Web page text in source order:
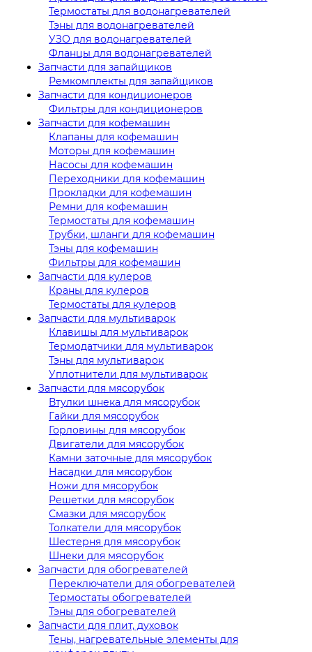
Термостаты для водонагревателей
Тэны для водонагревателей
УЗО для водонагревателей
Фланцы для водонагревателей
Запчасти для запайщиков
Ремкомплекты для запайщиков
Запчасти для кондиционеров
Фильтры для кондиционеров
Запчасти для кофемашин
Клапаны для кофемашин
Моторы для кофемашин
Насосы для кофемашин
Переходники для кофемашин
Прокладки для кофемашин
Ремни для кофемашин
Термостаты для кофемашин
Трубки, шланги для кофемашин
Тэны для кофемашин
Фильтры для кофемашин
Запчасти для кулеров
Краны для кулеров
Термостаты для кулеров
Запчасти для мультиварок
Клавишы для мультиварок
Термодатчики для мультиварок
Тэны для мультиварок
Уплотнители для мультиварок
Запчасти для мясорубок
Втулки шнека для мясорубок
Гайки для мясорубок
Горловины для мясорубок
Двигатели для мясорубок
Камни заточные для мясорубок
Насадки для мясорубок
Ножи для мясорубок
Решетки для мясорубок
Смазки для мясорубок
Толкатели для мясорубок
Шестерня для мясорубок
Шнеки для мясорубок
Запчасти для обогревателей
Переключатели для обогревателей
Термостаты обогревателей
Тэны для обогревателей
Запчасти для плит, духовок
Тены, нагревательные элементы для